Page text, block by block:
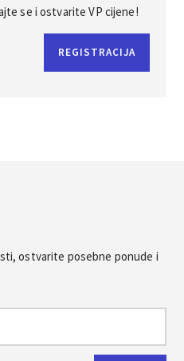
se i ostvarite VP cijene!
REGISTRACIJA
ostvarite posebne ponude i